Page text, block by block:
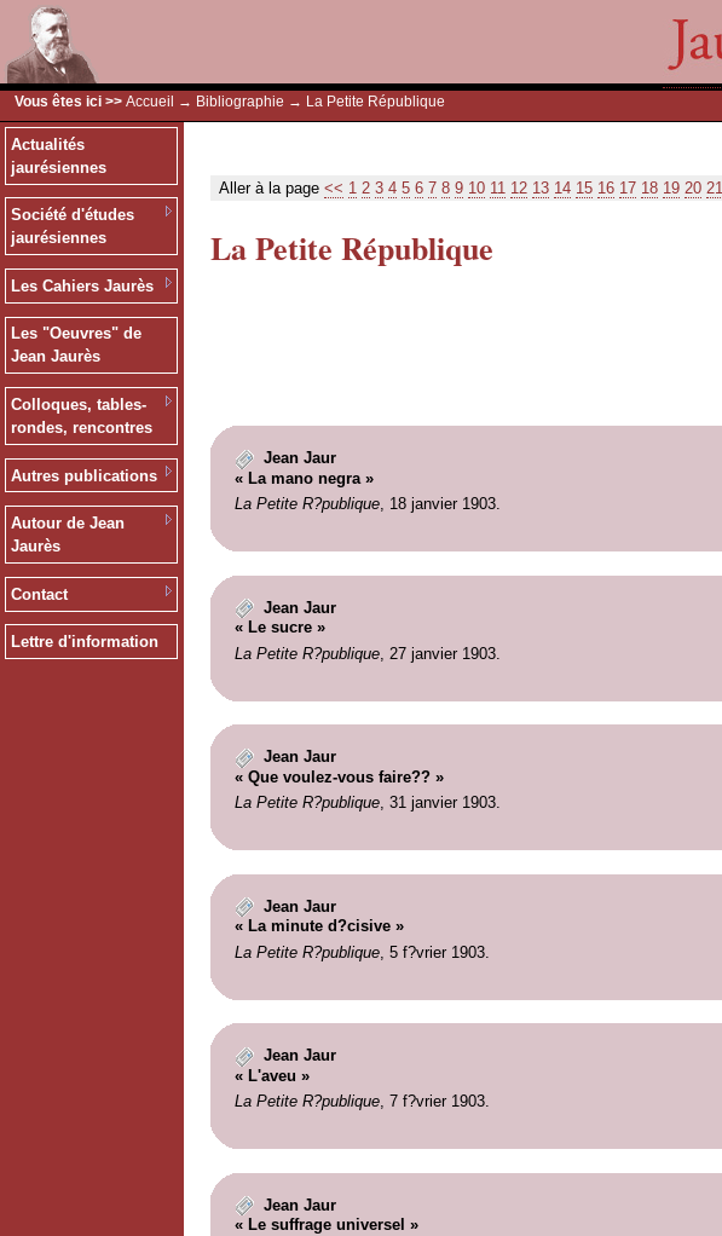
Vous êtes ici >> Accueil → Bibliographie → La Petite République
Actualités
jaurésiennes
Société d'études
jaurésiennes
Les Cahiers Jaurès
Les "Oeuvres" de
Jean Jaurès
Colloques, tables-
rondes, rencontres
Autres publications
Autour de Jean
Jaurès
Contact
Lettre d'information
Aller à la page << 1 2 3 4 5 6 7 8 9 10 11 12 13 14 15 16 17 18 19 20 21
La Petite République
Jean Jaur
« La mano negra »
La Petite R?publique, 18 janvier 1903.
Jean Jaur
« Le sucre »
La Petite R?publique, 27 janvier 1903.
Jean Jaur
« Que voulez-vous faire?? »
La Petite R?publique, 31 janvier 1903.
Jean Jaur
« La minute d?cisive »
La Petite R?publique, 5 f?vrier 1903.
Jean Jaur
« L'aveu »
La Petite R?publique, 7 f?vrier 1903.
Jean Jaur
« Le suffrage universel »